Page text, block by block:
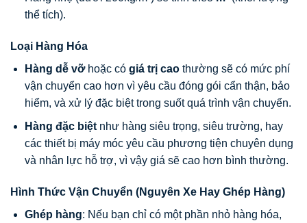
thể tích).
Loại Hàng Hóa
Hàng dễ vỡhoặc có giá trị caothường sẽ có mức phí
vận chuyển cao hơn vì yêu cầu đóng gói cẩn thận, bảo
hiểm, và xử lý đặc biệt trong suốt quá trình vận chuyển.
Hàng đặc biệt như hàng siêu trọng, siêu trường, hay
các thiết bị máy móc yêu cầu phương tiện chuyên dụng
và nhân lực hỗ trợ, vì vậy giá sẽ cao hơn bình thường.
Hình Thức Vận Chuyển (Nguyên Xe Hay Ghép Hàng)
Ghép hàng: Nếu bạn chỉ có một phần nhỏ hàng hóa,